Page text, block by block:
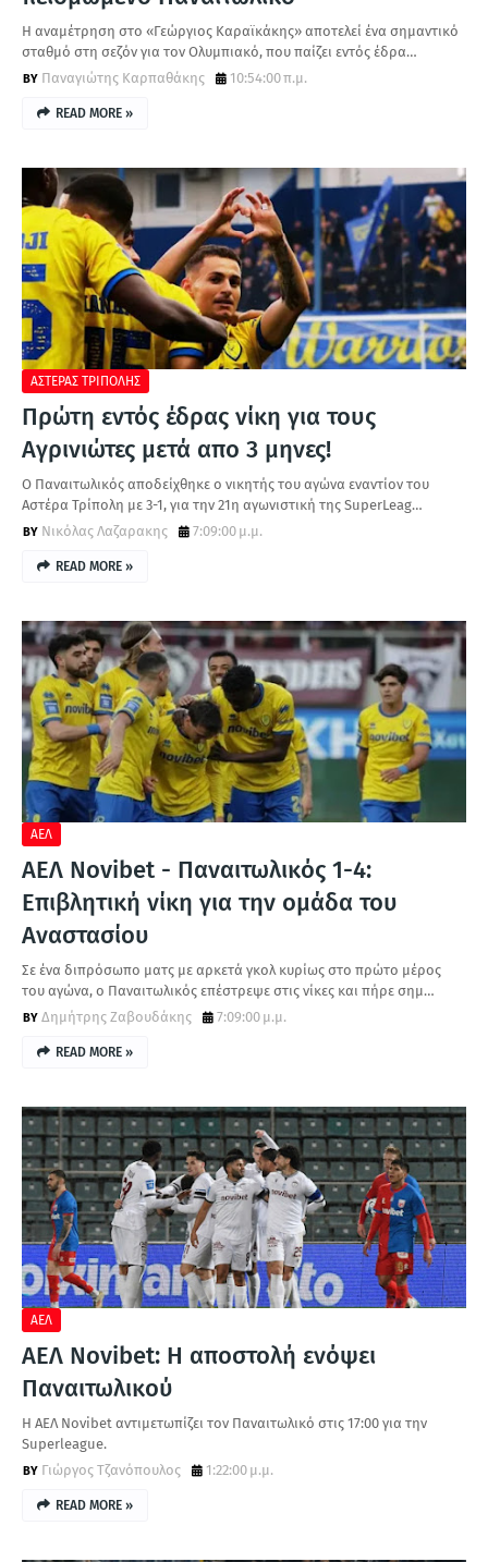
Η αναμέτρηση στο «Γεώργιος Καραϊκάκης» αποτελεί ένα σημαντικό
σταθμό στη σεζόν για τον Ολυμπιακό, που παίζει εντός έδρα…
Παναγιώτης Καρπαθάκης
10:54:00 π.μ.
READ MORE »
ΑΣΤΕΡΑΣ ΤΡΙΠΟΛΗΣ
Πρώτη εντός έδρας νίκη για τους
Αγρινιώτες μετά απο 3 μηνες!
Ο Παναιτωλικός αποδείχθηκε ο νικητής του αγώνα εναντίον του
Αστέρα Τρίπολη με 3-1, για την 21η αγωνιστική της SuperLeag…
Νικόλας Λαζαρακης
7:09:00 μ.μ.
READ MORE »
ΑΕΛ
ΑΕΛ Novibet - Παναιτωλικός 1-4:
Επιβλητική νίκη για την ομάδα του
Αναστασίου
Σε ένα διπρόσωπο ματς με αρκετά γκολ κυρίως στο πρώτο μέρος
του αγώνα, ο Παναιτωλικός επέστρεψε στις νίκες και πήρε σημ…
Δημήτρης Ζαβουδάκης
7:09:00 μ.μ.
READ MORE »
ΑΕΛ
ΑΕΛ Νovibet: Η αποστολή ενόψει
Παναιτωλικού
Η ΑΕΛ Novibet αντιμετωπίζει τον Παναιτωλικό στις 17:00 για την
Superleague.
Γιώργος Τζανόπουλος
1:22:00 μ.μ.
READ MORE »